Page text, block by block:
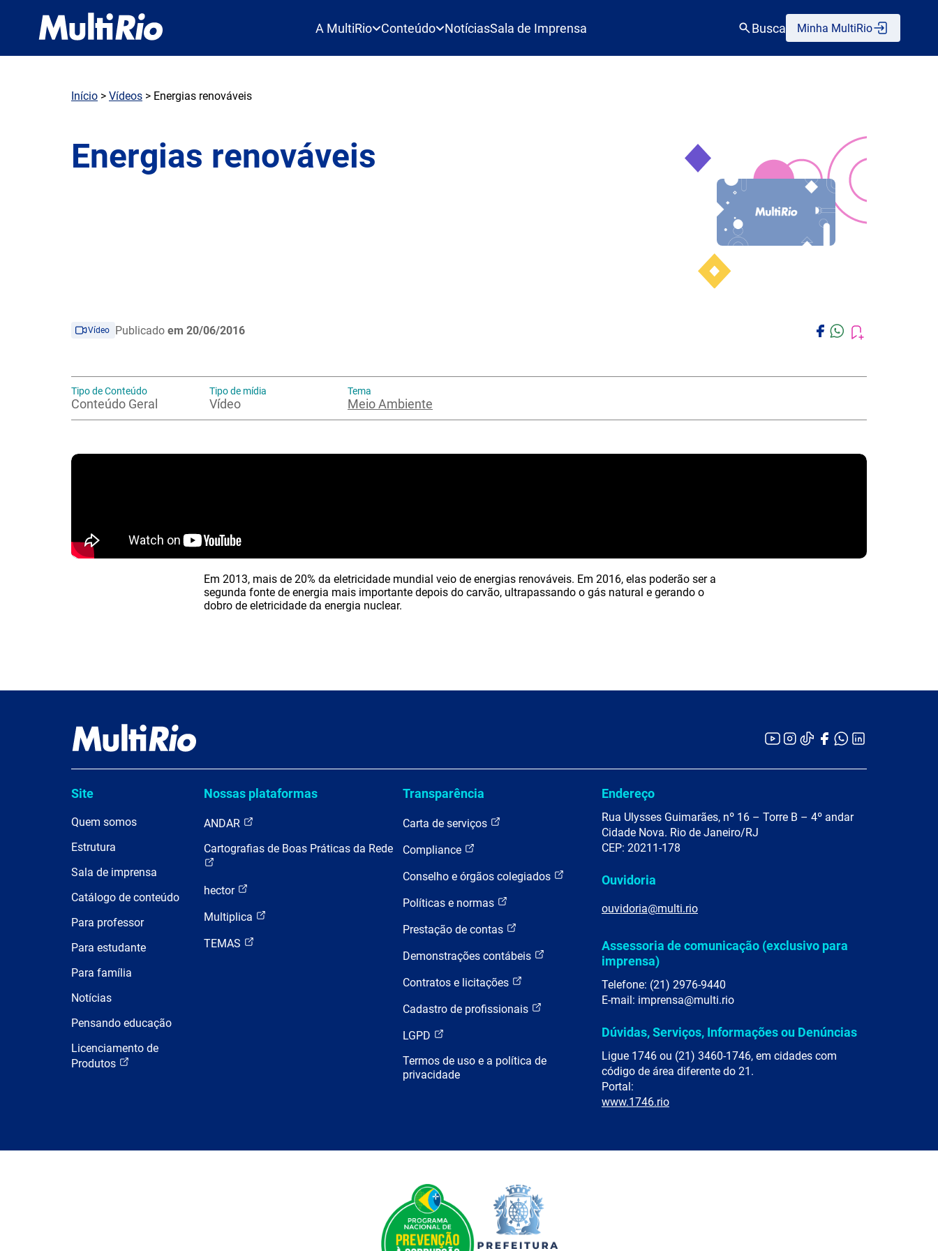
A MultiRio Conteúdo NotíciasSala de Imprensa Busca Minha MultiRio
Início > Vídeos > Energias renováveis
Energias renováveis
Vídeo Publicado em 20/06/2016
Tipo de Conteúdo
Conteúdo Geral
Tipo de mídia
Vídeo
Tema
Meio Ambiente
Em 2013, mais de 20% da eletricidade mundial veio de energias renováveis. Em 2016, elas poderão ser a
segunda fonte de energia mais importante depois do carvão, ultrapassando o gás natural e gerando o
dobro de eletricidade da energia nuclear.
Site
Quem somos
Estrutura
Sala de imprensa
Catálogo de conteúdo
Para professor
Para estudante
Para família
Notícias
Pensando educação
Licenciamento de
Produtos
Nossas plataformas
ANDAR
Cartografias de Boas Práticas da Rede
hector
Multiplica
TEMAS
Transparência
Carta de serviços
Compliance
Conselho e órgãos colegiados
Políticas e normas
Prestação de contas
Demonstrações contábeis
Contratos e licitações
Cadastro de profissionais
LGPD
Termos de uso e a política de
privacidade
Endereço
Rua Ulysses Guimarães, nº 16 – Torre B – 4º andar
Cidade Nova. Rio de Janeiro/RJ
CEP: 20211-178
Ouvidoria
ouvidoria@multi.rio
Assessoria de comunicação (exclusivo para
imprensa)
Telefone: (21) 2976-9440
E-mail: imprensa@multi.rio
Dúvidas, Serviços, Informações ou Denúncias
Ligue 1746 ou (21) 3460-1746, em cidades com
código de área diferente do 21.
Portal:
www.1746.rio